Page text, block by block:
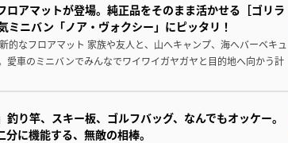
ロアマットが登場。純正品をそのまま活かせる［ゴリラ
ミニバン「ノア・ヴォクシー」にピッタリ！
的なフロアマット 家族や友人と、山へキャンプ、海へバーベキュ
愛車のミニバンでみんなでワイワイガヤガヤと目的地へ向かう計
り竿、スキー板、ゴルフバッグ、なんでもオッケー。
に機能する、無敵の相棒。